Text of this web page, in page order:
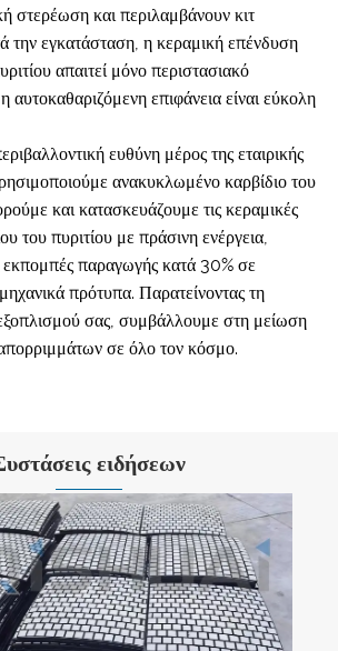
στερέωση και περιλαμβάνουν κιτ
την εγκατάσταση, η κεραμική επένδυση
απαιτεί μόνο περιστασιακό
αυτοκαθαριζόμενη επιφάνεια είναι εύκολη
ευθύνη μέρος της εταιρικής
ανακυκλωμένο καρβίδιο του
και κατασκευάζουμε τις κεραμικές
του πυριτίου με πράσινη ενέργεια,
εκπομπές παραγωγής κατά 30% σε
πρότυπα. Παρατείνοντας τη
σας, συμβάλλουμε στη μείωση
σε όλο τον κόσμο.
ειδήσεων
Βιομηχανικής Φθοράς για
Τσιμεντοβιομηχανία
>>